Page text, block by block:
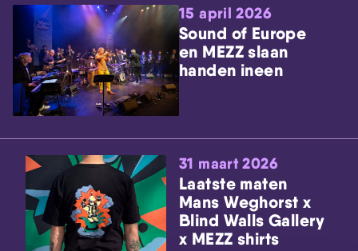
15 april 2026
Sound of Europe
en MEZZ slaan
handen ineen
31 maart 2026
Laatste maten
Mans Weghorst x
Blind Walls Gallery
x MEZZ shirts